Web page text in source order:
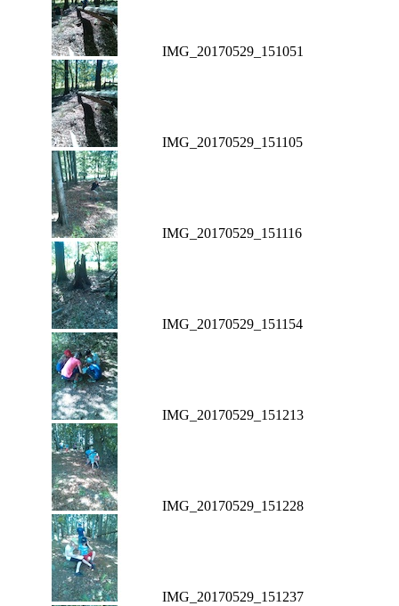
IMG_20170529_151051
IMG_20170529_151105
IMG_20170529_151116
IMG_20170529_151154
IMG_20170529_151213
IMG_20170529_151228
IMG_20170529_151237